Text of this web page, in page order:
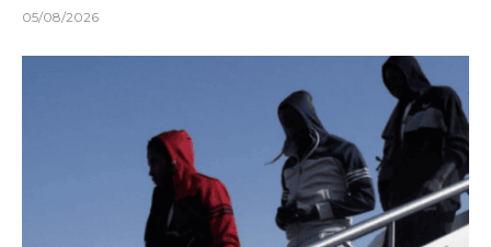
05/08/2026